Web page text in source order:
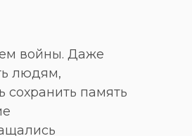
войны. Даже
людям,
сохранить память